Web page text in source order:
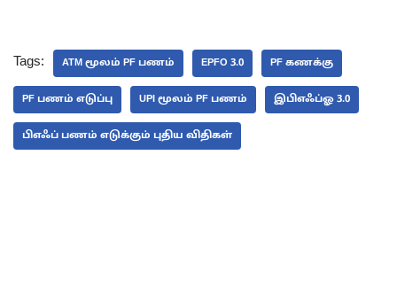
Tags: ATM மூலம் PF பணம் EPFO 3.0 PF கணக்கு
PF பணம் எடுப்பு UPI மூலம் PF பணம் இபிஎஃப்ஓ 3.0
பிஎஃப் பணம் எடுக்கும் புதிய விதிகள்